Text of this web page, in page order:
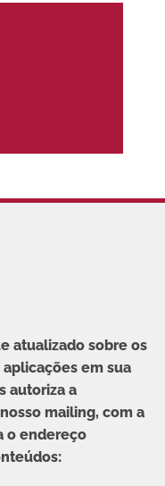
atualizado sobre os
em sua
autoriza a
mailing, com a
o endereço